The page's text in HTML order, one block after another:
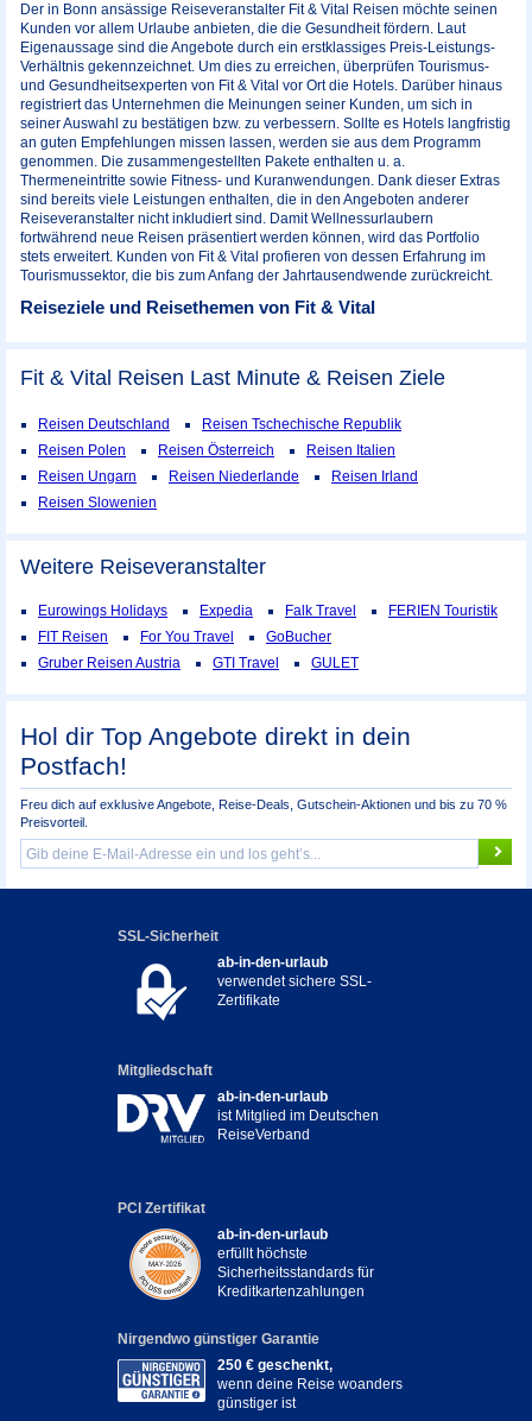
Der in Bonn ansässige Reiseveranstalter Fit & Vital Reisen möchte seinen
Kunden vor allem Urlaube anbieten, die die Gesundheit fördern. Laut
Eigenaussage sind die Angebote durch ein erstklassiges Preis-Leistungs-
Verhältnis gekennzeichnet. Um dies zu erreichen, überprüfen Tourismus-
und Gesundheitsexperten von Fit & Vital vor Ort die Hotels. Darüber hinaus
registriert das Unternehmen die Meinungen seiner Kunden, um sich in
seiner Auswahl zu bestätigen bzw. zu verbessern. Sollte es Hotels langfristig
an guten Empfehlungen missen lassen, werden sie aus dem Programm
genommen. Die zusammengestellten Pakete enthalten u. a.
Thermeneintritte sowie Fitness- und Kuranwendungen. Dank dieser Extras
sind bereits viele Leistungen enthalten, die in den Angeboten anderer
Reiseveranstalter nicht inkludiert sind. Damit Wellnessurlaubern
fortwährend neue Reisen präsentiert werden können, wird das Portfolio
stets erweitert. Kunden von Fit & Vital profieren von dessen Erfahrung im
Tourismussektor, die bis zum Anfang der Jahrtausendwende zurückreicht.
Reiseziele und Reisethemen von Fit & Vital
Fit & Vital Reisen Last Minute & Reisen Ziele
Reisen Deutschland
Reisen Tschechische Republik
Reisen Polen
Reisen Österreich
Reisen Italien
Reisen Ungarn
Reisen Niederlande
Reisen Irland
Reisen Slowenien
Weitere Reiseveranstalter
Eurowings Holidays Expedia Falk Travel
FERIEN Touristik
FIT Reisen
For You Travel
GoBucher
Gruber Reisen Austria
GTI Travel GULET
Hol dir Top Angebote direkt in dein
Postfach!
Freu dich auf exklusive Angebote, Reise-Deals, Gutschein-Aktionen und bis zu 70 %
Preisvorteil.
SSL-Sicherheit
ab-in-den-urlaub
verwendet sichere SSL-
Zertifikate
Mitgliedschaft
ab-in-den-urlaub
ist Mitglied im Deutschen
ReiseVerband
PCI Zertifikat
ab-in-den-urlaub
erfüllt höchste
Sicherheitsstandards für
Kreditkartenzahlungen
Nirgendwo günstiger Garantie
250 € geschenkt,
wenn deine Reise woanders
günstiger ist